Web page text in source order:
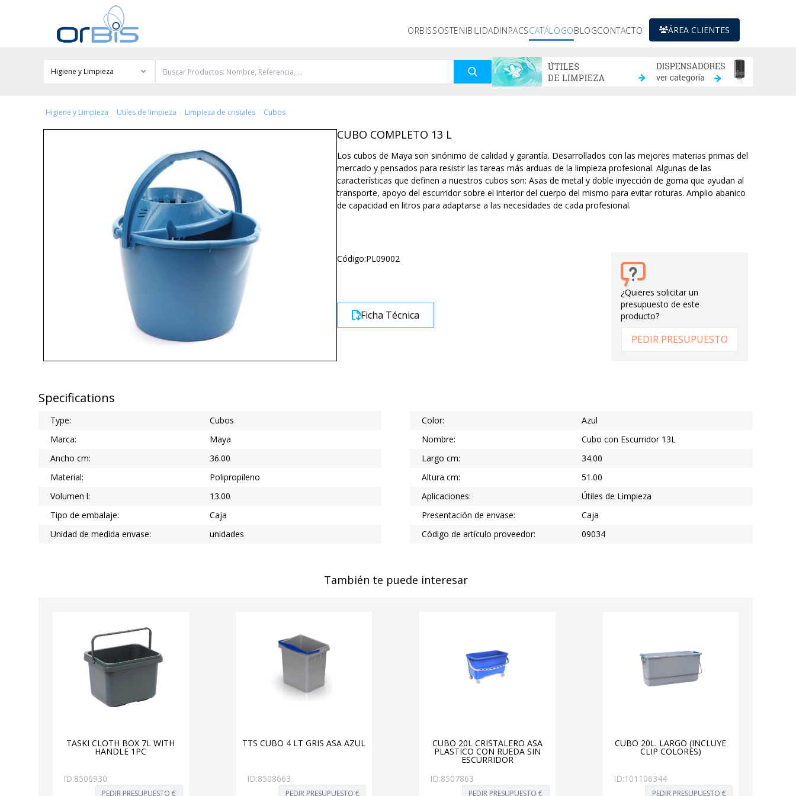
ORBISSOSTENIBILIDADINPACSCATÁLOGOBLOGCONTACTO ÁREA CLIENTES
Higiene y Limpieza
Higiene y Limpieza Utiles de limpieza Limpieza de cristales Cubos
CUBO COMPLETO 13 L
Los cubos de Maya son sinónimo de calidad y garantía. Desarrollados con las mejores materias primas del
mercado y pensados para resistir las tareas más arduas de la limpieza profesional. Algunas de las
características que definen a nuestros cubos son: Asas de metal y doble inyección de goma que ayudan al
transporte, apoyo del escurridor sobre el interior del cuerpo del mismo para evitar roturas. Amplio abanico
de capacidad en litros para adaptarse a las necesidades de cada profesional.
Código:PL09002
Ficha Técnica
¿Quieres solicitar un
presupuesto de este
producto?
PEDIR PRESUPUESTO
Specifications
Type: Cubos Color:
Azul
Marca:
Maya Nombre:
Cubo con Escurridor 13L
Ancho cm:
36.00 Largo cm:
34.00
Material:
Polipropileno Altura cm:
51.00
Volumen l:
13.00 Aplicaciones:
Útiles de Limpieza
Tipo de embalaje:
Caja Presentación de envase:
Caja
Unidad de medida envase:
unidades Código de artículo proveedor: 09034
También te puede interesar
TASKI CLOTH BOX 7L WITH
HANDLE 1PC
ID:8506930
PEDIR PRESUPUESTO €
TTS CUBO 4 LT GRIS ASA AZUL
ID:8508663
PEDIR PRESUPUESTO €
CUBO 20L CRISTALERO ASA
PLASTICO CON RUEDA SIN
ESCURRIDOR
ID:8507863
PEDIR PRESUPUESTO €
CUBO 20L. LARGO (INCLUYE
CLIP COLORES)
ID:101106344
PEDIR PRESUPUESTO €